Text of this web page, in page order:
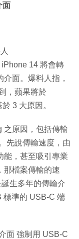
面
14 將會轉
面。爆料人指，
，蘋果將於
3 大原因。
之原因，包括傳輸
先說傳輸速度，由
能，甚至吸引專業
那檔案傳輸的速
生多年的傳輸介
標準的 USB-C 端
面 強制用 USB-C